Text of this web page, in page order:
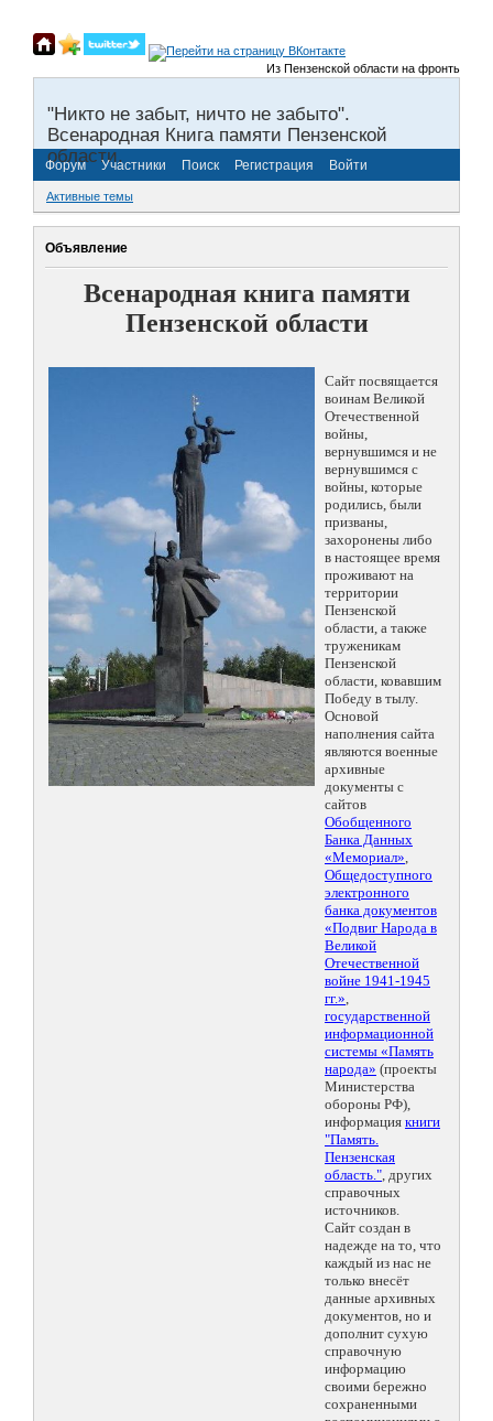
Из Пензенской области на фронты
"Никто не забыт, ничто не забыто".
Всенародная Книга памяти Пензенской
области.
Форум Участники Поиск Регистрация Войти
Активные темы
Объявление
Всенародная книга памяти
Пензенской области
Сайт посвящается
воинам Великой
Отечественной
войны,
вернувшимся и не
вернувшимся с
войны, которые
родились, были
призваны,
захоронены либо
в настоящее время
проживают на
территории
Пензенской
области, а также
труженикам
Пензенской
области, ковавшим
Победу в тылу.
Основой
наполнения сайта
являются военные
архивные
документы с
сайтов
Обобщенного
Банка Данных
«Мемориал»,
Общедоступного
электронного
банка документов
«Подвиг Народа в
Великой
Отечественной
войне 1941-1945
гг.»,
государственной
информационной
системы «Память
народа» (проекты
Министерства
обороны РФ),
информация книги
"Память.
Пензенская
область.", других
справочных
источников.
Сайт создан в
надежде на то, что
каждый из нас не
только внесёт
данные архивных
документов, но и
дополнит сухую
справочную
информацию
своими бережно
сохраненными